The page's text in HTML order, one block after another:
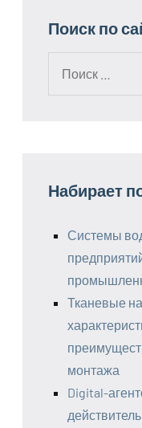
Поиск по
Набирает
Системы
Тканевые
монтажа
Digital-